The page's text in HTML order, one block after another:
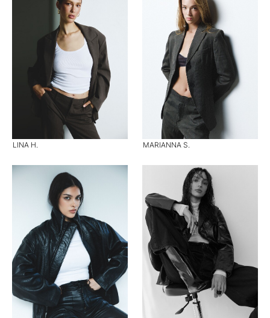
LINA H. MARIANNA S.